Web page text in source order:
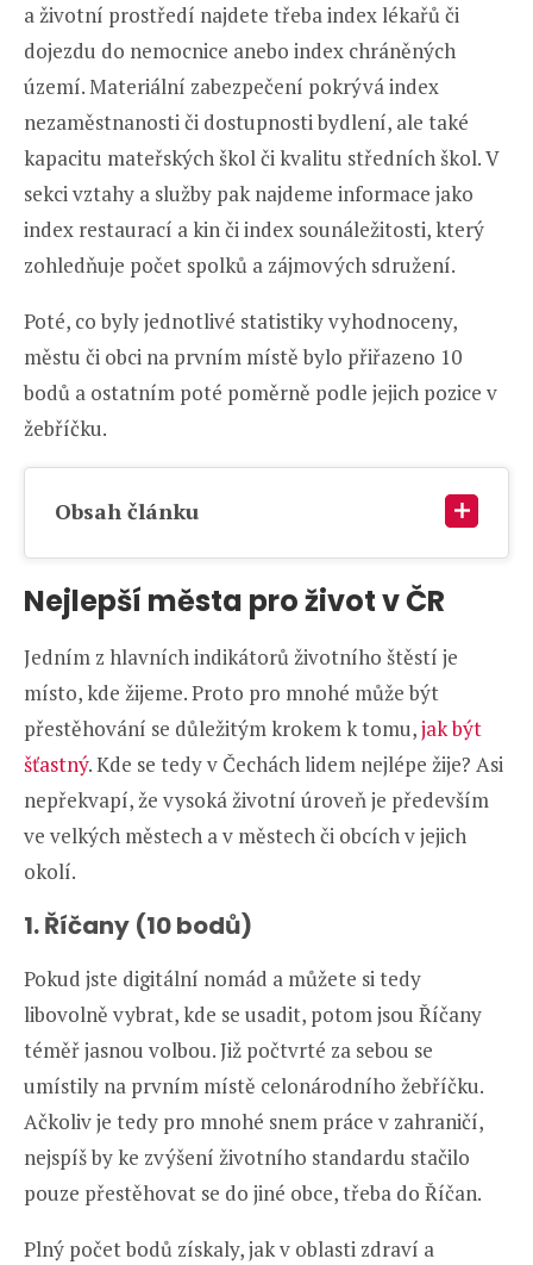
a životní prostředí najdete třeba index lékařů či
dojezdu do nemocnice anebo index chráněných
území. Materiální zabezpečení pokrývá index
nezaměstnanosti či dostupnosti bydlení, ale také
kapacitu mateřských škol či kvalitu středních škol. V
sekci vztahy a služby pak najdeme informace jako
index restaurací a kin či index sounáležitosti, který
zohledňuje počet spolků a zájmových sdružení.
Poté, co byly jednotlivé statistiky vyhodnoceny,
městu či obci na prvním místě bylo přiřazeno 10
bodů a ostatním poté poměrně podle jejich pozice v
žebříčku.
Obsah článku
Nejlepší města pro život v ČR
Jedním z hlavních indikátorů životního štěstí je
místo, kde žijeme. Proto pro mnohé může být
přestěhování se důležitým krokem k tomu,jak být
šťastný. Kde se tedy v Čechách lidem nejlépe žije? Asi
nepřekvapí, že vysoká životní úroveň je především
ve velkých městech a v městech či obcích v jejich
okolí.
1. Říčany (10 bodů)
Pokud jste digitální nomád a můžete si tedy
libovolně vybrat, kde se usadit, potom jsou Říčany
téměř jasnou volbou. Již počtvrté za sebou se
umístily na prvním místě celonárodního žebříčku.
Ačkoliv je tedy pro mnohé snem práce v zahraničí,
nejspíš by ke zvýšení životního standardu stačilo
pouze přestěhovat se do jiné obce, třeba do Říčan.
Plný počet bodů získaly, jak v oblasti zdraví a